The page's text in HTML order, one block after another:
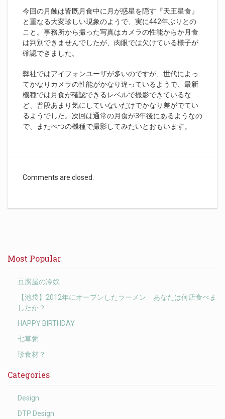
今回の月蝕は皆既月食中に月が惑星を隠す『天王星食』
と重なる大変珍しい現象のようで、実に442年ぶりとの
こと。事務所から撮った写真はカメラの性能からか月食
は判別できませんでしたが、肉眼では欠けている様子が
確認できました。
弊社ではアイフォンユーザが多いのですが、世代によっ
てかなりカメラの性能がかなり違っているようで、最新
機種では月食が確認できるレベルで撮影できているな
ど、普段あまり気にしていないだけでかなり差がでてい
るようでした。次回は通常の月食が3年後にあるようなの
で、またべつの機種で撮影してみたいとおもいます。
Comments are closed.
Most Popular
豆腐屋の冷奴
【池袋】2012年にオープンしたラーメン あなたは何店食べま
したか？
HAPPY BIRTHDAY
七草粥
珍食材？
Categories
Design
DTP Design